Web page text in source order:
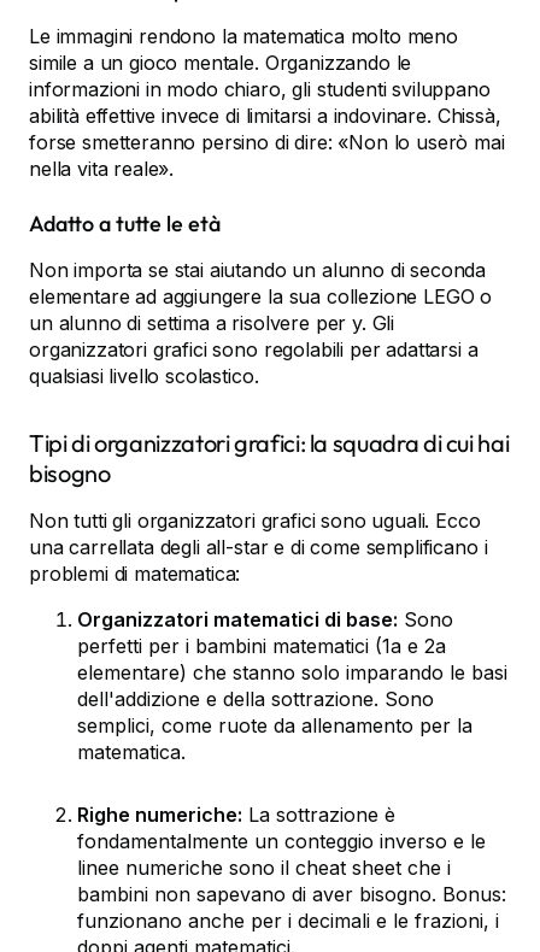
Le immagini rendono la matematica molto meno
simile a un gioco mentale. Organizzando le
informazioni in modo chiaro, gli studenti sviluppano
abilità effettive invece di limitarsi a indovinare. Chissà,
forse smetteranno persino di dire: «Non lo userò mai
nella vita reale».
Adatto a tutte le età
Non importa se stai aiutando un alunno di seconda
elementare ad aggiungere la sua collezione LEGO o
un alunno di settima a risolvere per y. Gli
organizzatori grafici sono regolabili per adattarsi a
qualsiasi livello scolastico.
Tipi di organizzatori grafici: la squadra di cui hai
bisogno
Non tutti gli organizzatori grafici sono uguali. Ecco
una carrellata degli all-star e di come semplificano i
problemi di matematica:
Organizzatori matematici di base: Sono
perfetti per i bambini matematici (1a e 2a
elementare) che stanno solo imparando le basi
dell'addizione e della sottrazione. Sono
semplici, come ruote da allenamento per la
matematica.
Righe numeriche: La sottrazione è
fondamentalmente un conteggio inverso e le
linee numeriche sono il cheat sheet che i
bambini non sapevano di aver bisogno. Bonus:
funzionano anche per i decimali e le frazioni, i